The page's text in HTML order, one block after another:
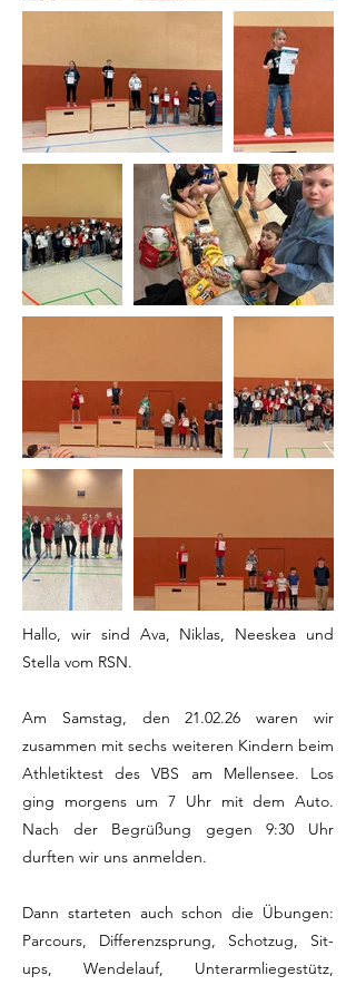
Hallo, wir sind Ava, Niklas, Neeskea und
Stella vom RSN.
Am Samstag, den 21.02.26 waren wir
zusammen mit sechs weiteren Kindern beim
Athletiktest des VBS am Mellensee. Los
ging morgens um 7 Uhr mit dem Auto.
Nach der Begrüßung gegen 9:30 Uhr
durften wir uns anmelden.
Dann starteten auch schon die Übungen:
Parcours, Differenzsprung, Schotzug, Sit-
ups, Wendelauf, Unterarmliegestütz,